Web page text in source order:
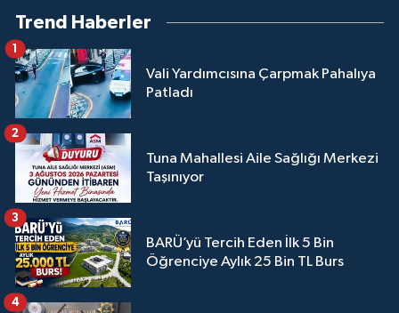
Trend Haberler
Vali Yardımcısına Çarpmak Pahalıya
Patladı
1
Tuna Mahallesi Aile Sağlığı Merkezi
Taşınıyor
2
BARÜ’yü Tercih Eden İlk 5 Bin
Öğrenciye Aylık 25 Bin TL Burs
3
4